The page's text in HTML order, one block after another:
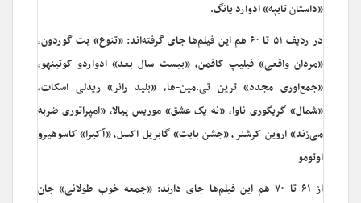
«داستان تایپه» ادوارد یانگ.
در ردیف ۵۱ تا ۶۰ هم این فیلم‌ها جای گرفته‌اند: «تنوع» بت گوردون،
«مردان واقعی» فیلیپ کافمن، «بیست سال بعد» ادواردو کوتینهو،
«جمع‌اوری مجدد» ترین تی.مین-ها، «بلید رانر» ریدلی اسکات،
«شمال» گریگوری ناوا، «نه یک عشق» موریس پیالا، «امپراتوری ضربه
می‌زند» اروین کرشنر، «جشن بابت» گابریل اکسل، «آکیرا» کاسوهیرو
اوتومو
از ۶۱ تا ۷۰ هم این فیلم‌ها جای دارند: «جمعه خوب طولانی» جان